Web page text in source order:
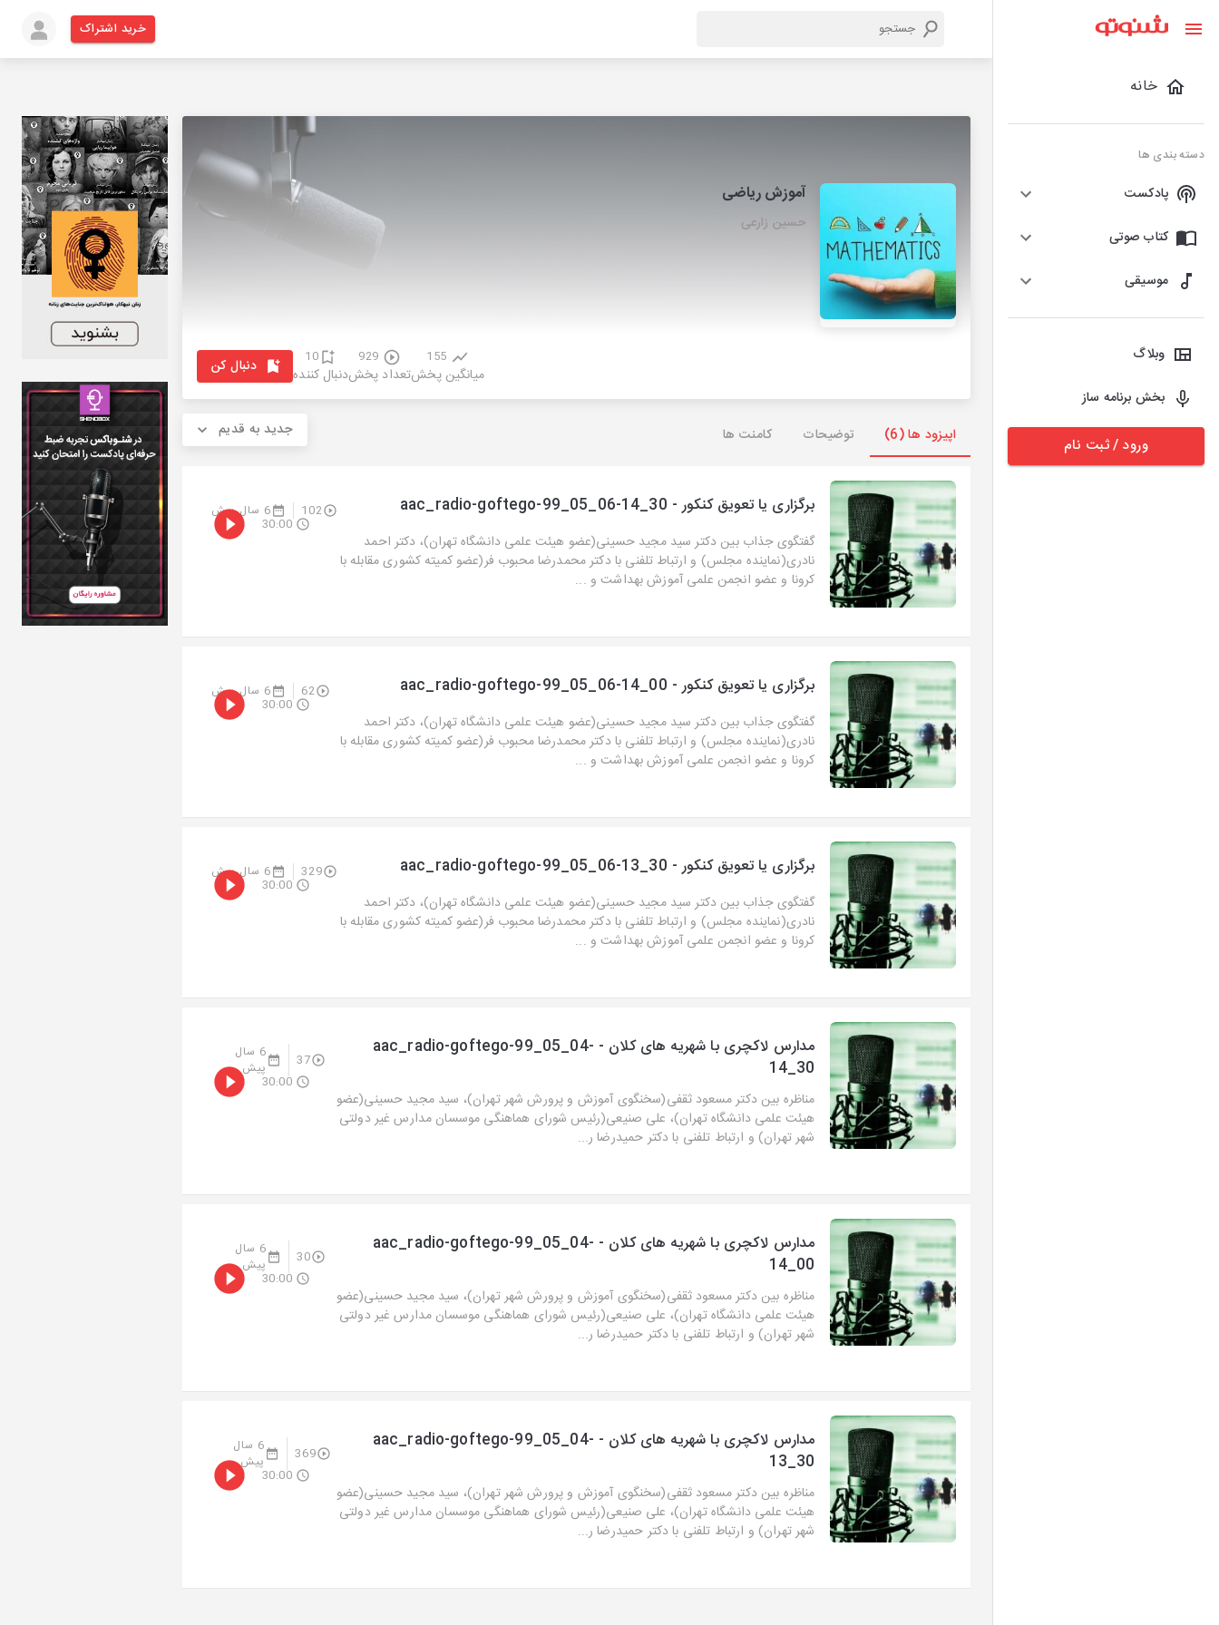
خانه
دسته بندی ها
پادکست
کتاب صوتی
موسیقی
وبلاگ
بخش برنامه ساز
ورود / ثبت نام
خرید اشتراک
آموزش ریاضی
حسین زارعی
155
میانگین پخش
929
تعداد پخش
10
دنبال کننده دنبال کن
اپیزود ها (6) توضیحات کامنت ها جدید به قدیم
برگزاری یا تعویق كنكور - aac_radio-goftego-99_05_06-14_30 102 6 سال پیش
گفتگوی جذاب بین دكتر سید مجید حسینی(عضو هیئت علمی دانشگاه تهران)، دكتر احمد
نادری(نماینده مجلس) و ارتباط تلفنی با دكتر محمدرضا محبوب فر(عضو كمیته كشوری مقابله با
كرونا و عضو انجمن علمی آموزش بهداشت و ...
30:00
برگزاری یا تعویق كنكور - aac_radio-goftego-99_05_06-14_00 62 6 سال پیش
گفتگوی جذاب بین دكتر سید مجید حسینی(عضو هیئت علمی دانشگاه تهران)، دكتر احمد
نادری(نماینده مجلس) و ارتباط تلفنی با دكتر محمدرضا محبوب فر(عضو كمیته كشوری مقابله با
كرونا و عضو انجمن علمی آموزش بهداشت و ...
30:00
برگزاری یا تعویق كنكور - aac_radio-goftego-99_05_06-13_30 329 6 سال پیش
گفتگوی جذاب بین دكتر سید مجید حسینی(عضو هیئت علمی دانشگاه تهران)، دكتر احمد
نادری(نماینده مجلس) و ارتباط تلفنی با دكتر محمدرضا محبوب فر(عضو كمیته كشوری مقابله با
كرونا و عضو انجمن علمی آموزش بهداشت و ...
30:00
مدارس لاكچری با شهریه های كلان - aac_radio-goftego-99_05_04-
14_30
37
6 سال
پیش
مناظره بین دكتر مسعود ثقفی(سخنگوی آموزش و پرورش شهر تهران)، سید مجید حسینی(عضو
هیئت علمی دانشگاه تهران)، علی صنیعی(رئیس شورای هماهنگی موسسان مدارس غیر دولتی
شهر تهران) و ارتباط تلفنی با دكتر حمیدرضا ر...
30:00
مدارس لاكچری با شهریه های كلان - aac_radio-goftego-99_05_04-
14_00
30
6 سال
پیش
مناظره بین دكتر مسعود ثقفی(سخنگوی آموزش و پرورش شهر تهران)، سید مجید حسینی(عضو
هیئت علمی دانشگاه تهران)، علی صنیعی(رئیس شورای هماهنگی موسسان مدارس غیر دولتی
شهر تهران) و ارتباط تلفنی با دكتر حمیدرضا ر...
30:00
مدارس لاكچری با شهریه های كلان - aac_radio-goftego-99_05_04-
13_30
369
6 سال
پیش
مناظره بین دكتر مسعود ثقفی(سخنگوی آموزش و پرورش شهر تهران)، سید مجید حسینی(عضو
هیئت علمی دانشگاه تهران)، علی صنیعی(رئیس شورای هماهنگی موسسان مدارس غیر دولتی
شهر تهران) و ارتباط تلفنی با دكتر حمیدرضا ر...
30:00